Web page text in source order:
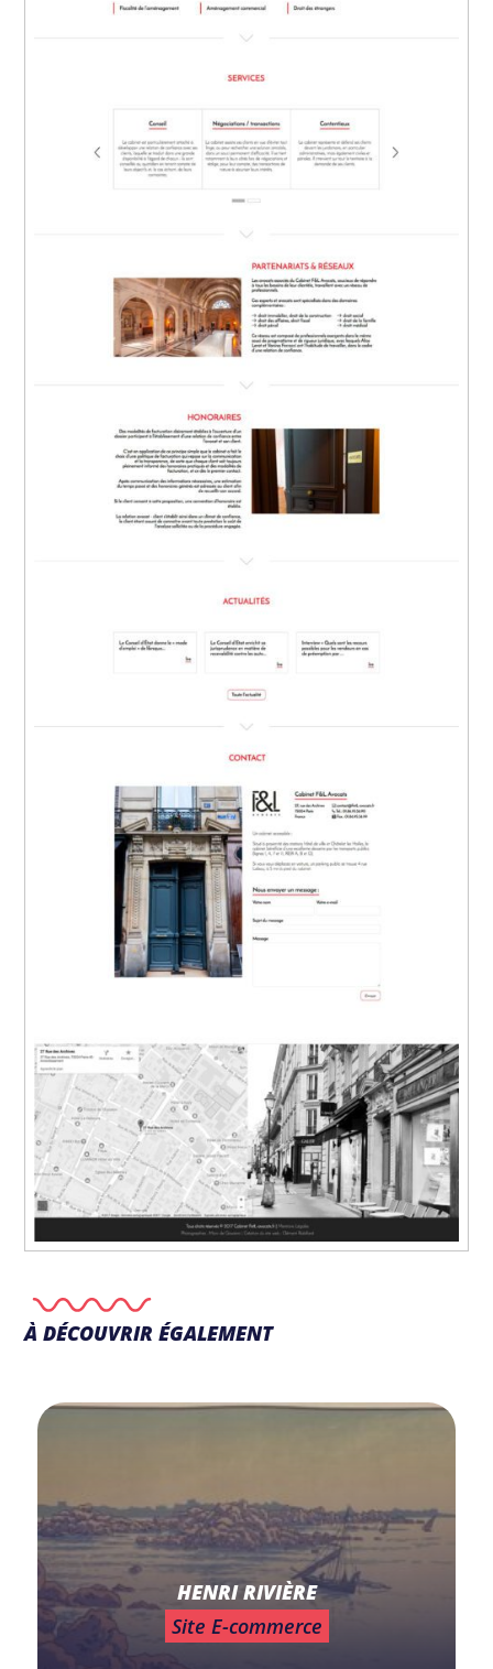
À DÉCOUVRIR ÉGALEMENT
HENRI RIVIÈRE
Site E-commerce